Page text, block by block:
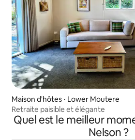
Maison d'hôtes ⋅ Lower Moutere
Retraite paisible et élégante
Quel est le meilleur
Nelson ?